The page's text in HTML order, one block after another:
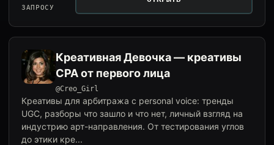
ЗАПРОСУ
Креативная Девочка — креативы
CPA от первого лица
@Creo_Girl
Креативы для арбитража с personal voice: тренды
UGC, разборы что зашло и что нет, личный взгляд на
индустрию арт-направления. От тестирования углов
до этики кре...